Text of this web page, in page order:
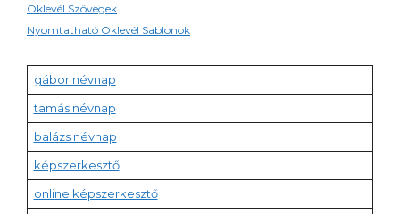
Oklevél Szövegek
Nyomtatható Oklevél Sablonok
gábor névnap
tamás névnap
balázs névnap
képszerkesztő
online képszerkesztő